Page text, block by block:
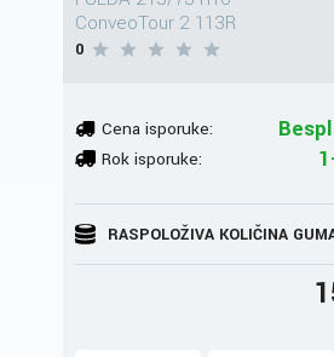
ConveoTour 2 113R
0
Cena isporuke:
Rok isporuke:
RASPOLOŽIVA KOLIČINA